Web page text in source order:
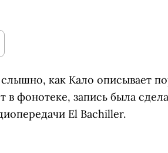
как Кало описывает
фонотеке, запись была
El Bachiller.